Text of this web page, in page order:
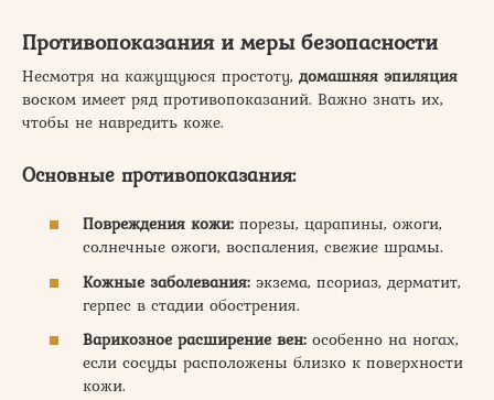
Противопоказания и меры безопасности
Несмотря на кажущуюся простоту, домашняя эпиляция
воском имеет ряд противопоказаний. Важно знать их,
чтобы не навредить коже.
Основные противопоказания:
Повреждения кожи: порезы, царапины, ожоги,
солнечные ожоги, воспаления, свежие шрамы.
Кожные заболевания: экзема, псориаз, дерматит,
герпес в стадии обострения.
Варикозное расширение вен: особенно на ногах,
если сосуды расположены близко к поверхности
кожи.